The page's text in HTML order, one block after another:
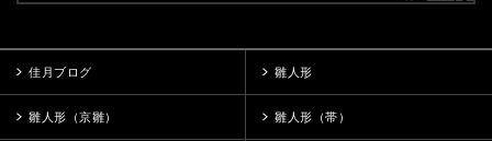
佳月ブログ 雛人形
雛人形（京雛） 雛人形（帯）